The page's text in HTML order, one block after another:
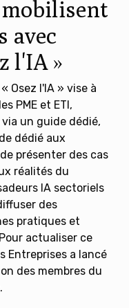
mobilisent
avec
l'IA »
Osez l'IA » vise à
PME et ETI,
un guide dédié,
dédié aux
présenter des cas
réalités du
IA sectoriels
des
pratiques et
actualiser ce
Entreprises a lancé
des membres du